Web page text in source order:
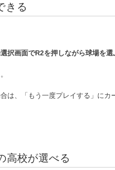
きる
択画面でR2を押しながら球場を選
は、「もう一度プレイする」にカ
高校が選べる